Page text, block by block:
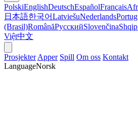
PolskiEnglishDeutschEspañolFrançais
日本語한국어LatviešuNederlands
(Brasil)RomânăРусскийSlovenčinaShqip
Việt中文
Prosjekter Apper Spill Om oss Kontakt
LanguageNorsk